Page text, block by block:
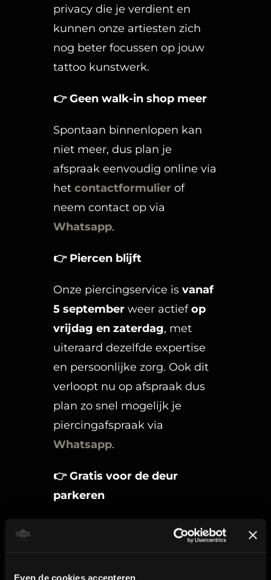
Even de cookies accepteren
privacy die je verdient en
kunnen onze artiesten zich
nog beter focussen op jouw
tattoo kunstwerk.
👉Geen walk-in shop meer
Spontaan binnenlopen kan
niet meer, dus plan je
afspraak eenvoudig online via
hetcontactformulier of
neem contact op via
Whatsapp.
👉 Piercen blijft
Onze piercingservice isvanaf
5 september weer actiefop
vrijdag en zaterdag, met
uiteraard dezelfde expertise
en persoonlijke zorg. Ook dit
verloopt nu op afspraak dus
plan zo snel mogelijk je
piercingafspraak via
Whatsapp.
👉Gratis voor de deur
parkeren